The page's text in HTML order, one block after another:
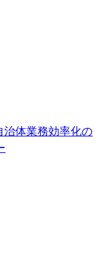
治体業務効率化の